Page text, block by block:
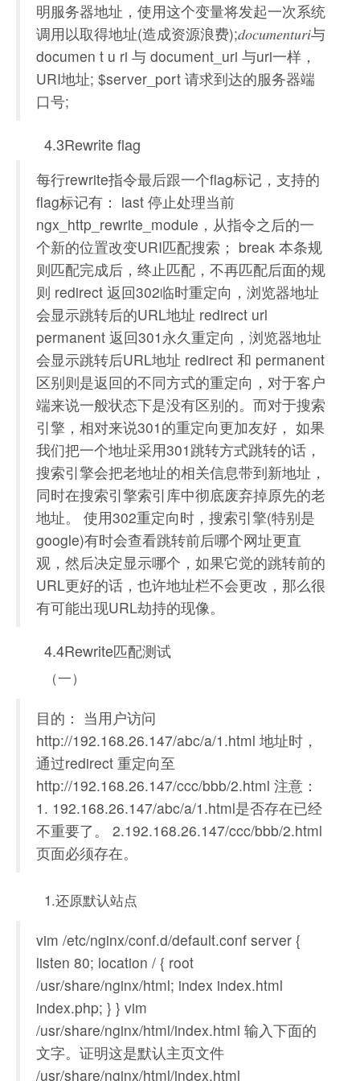
明服务器地址，使用这个变量将发起一次系统
调用以取得地址(造成资源浪费);𝑑𝑜𝑐𝑢𝑚𝑒𝑛𝑡𝑢𝑟𝑖与
documen t u ri 与 document_uri 与uri一样，
URI地址; $server_port 请求到达的服务器端
口号;
4.3Rewrite flag
每行rewrite指令最后跟一个flag标记，支持的
flag标记有： last 停止处理当前
ngx_http_rewrite_module，从指令之后的一
个新的位置改变URI匹配搜索； break 本条规
则匹配完成后，终止匹配，不再匹配后面的规
则 redirect 返回302临时重定向，浏览器地址
会显示跳转后的URL地址 redirect url
permanent 返回301永久重定向，浏览器地址
会显示跳转后URL地址 redirect 和 permanent
区别则是返回的不同方式的重定向，对于客户
端来说一般状态下是没有区别的。而对于搜索
引擎，相对来说301的重定向更加友好， 如果
我们把一个地址采用301跳转方式跳转的话，
搜索引擎会把老地址的相关信息带到新地址，
同时在搜索引擎索引库中彻底废弃掉原先的老
地址。 使用302重定向时，搜索引擎(特别是
google)有时会查看跳转前后哪个网址更直
观，然后决定显示哪个，如果它觉的跳转前的
URL更好的话，也许地址栏不会更改，那么很
有可能出现URL劫持的现像。
4.4Rewrite匹配测试
（一）
目的： 当用户访问
http://192.168.26.147/abc/a/1.html 地址时，
通过redirect 重定向至
http://192.168.26.147/ccc/bbb/2.html 注意：
1. 192.168.26.147/abc/a/1.html是否存在已经
不重要了。 2.192.168.26.147/ccc/bbb/2.html
页面必须存在。
1.还原默认站点
vim /etc/nginx/conf.d/default.conf server {
listen 80; location / { root
/usr/share/nginx/html; index index.html
index.php; } } vim
/usr/share/nginx/html/index.html 输入下面的
文字。证明这是默认主页文件
/usr/share/nginx/html/index.html